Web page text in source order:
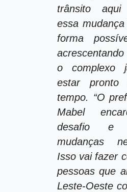
trânsito aqui
essa
forma
o complexo
estar pronto
tempo. “O
Mabel
desafio
mudanças
Isso vai fazer
pessoas que
Leste-Oeste